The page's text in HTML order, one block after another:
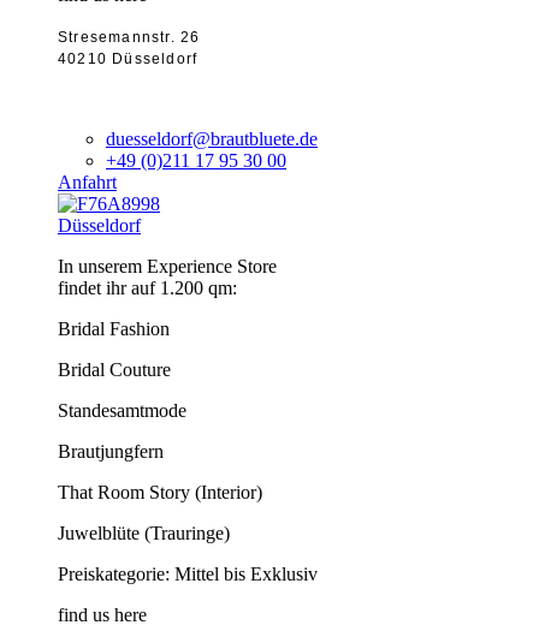
Stresemannstr. 26
40210 Düsseldorf
duesseldorf@brautbluete.de
+49 (0)211 17 95 30 00
Anfahrt
Düsseldorf
In unserem Experience Store
findet ihr auf 1.200 qm:
Bridal Fashion
Bridal Couture
Standesamtmode
Brautjungfern
That Room Story (Interior)
Juwelblüte (Trauringe)
Preiskategorie: Mittel bis Exklusiv
find us here